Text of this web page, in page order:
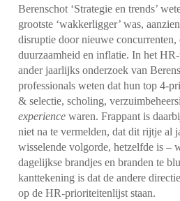
Berenschot ‘Strategie en trends’
grootste ‘wakkerligger’ was,
disruptie door nieuwe
duurzaamheid en inflatie. In het
ander jaarlijks onderzoek van
professionals weten dat hun top 4-
& selectie, scholing,
experience waren. Frappant is
niet na te vermelden, dat dit rijtje al
wisselende volgorde, hetzelfde is –
dagelijkse brandjes en branden te
kanttekening is dat de andere
op de HR-prioriteitenlijst staan.